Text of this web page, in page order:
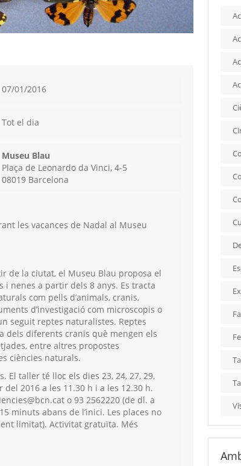
07/01/2016
Tot el dia
Museu Blau
Plaça de Leonardo da Vinci, 4-5
08019 Barcelona
les vacances de Nadal al Museu
de la ciutat, el Museu Blau proposa el
nenes a partir dels 8 anys. Es tracta
com pells d’animals, cranis,
d’investigació com microscopis o
seguit reptes naturalistes. Reptes
dels diferents cranis què mengen els
entre altres propostes
ciències naturals.
El taller té lloc els dies 23, 24, 27, 29,
2016 a les 11.30 h i a les 12.30 h.
o 93 2562220 (de dl. a
minuts abans de l’inici. Les places no
limitat). Activitat gratuïta. Més